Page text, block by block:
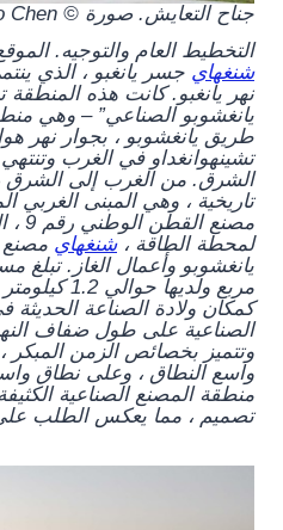
جناح التعايش. صورة © Hao Chen
التخطيط العام والتوجيه.
شنغهاي جسر يانغبو ، الذي
نهر يانغبو. كانت هذه
يانغشوبو الصناعي” – وهي
طريق يانغشوبو ، بجوار نهر
تشينهوانغداو في الغرب
الشرق. من الغرب إلى الشرق
تاريخية ، وهي المبنى الغربي
لمحطة الطاقة ،شنغهاي مصنع
مربع ولديها
كمكان ولادة الصناعة الحديثة
الصناعية على طول ضفاف
وتتميز بخصائص الزمن المبكر ،
واسع النطاق ، وعلى نطاق
تصميم ، مما يعكس الطلب على